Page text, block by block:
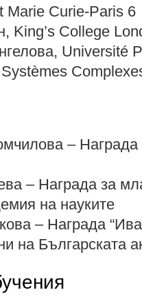
Marie Curie-Paris 6
King’s College
Université
–
– Награда за
на науките
– Награда
на Българската